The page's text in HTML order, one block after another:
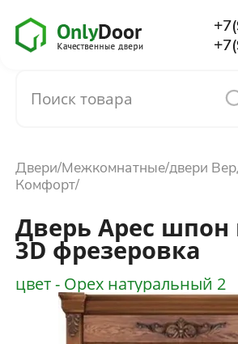
О компании
Установка
Доставка и оплата
Отзывы
Двери Межкомнатные двери
Комфорт
Дверь Арес шпон
3D фрезеровка
цвет - Орех натуральный 2